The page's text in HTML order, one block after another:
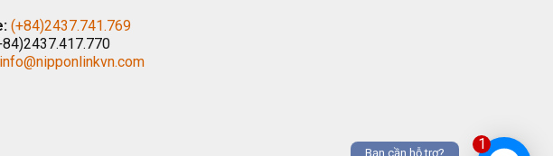
1
Bạn cần hỗ trợ?
(+84)2437.741.769
info@nipponlinkvn.com